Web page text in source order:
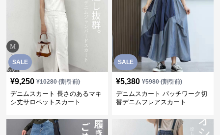
SALE
¥9,250 ¥10280(割引前)
デニムスカート 長さのあるマキ
シ丈サロペットスカート
SALE
¥5,380 ¥5980(割引前)
デニムスカート パッチワーク切
替デニムフレアスカート